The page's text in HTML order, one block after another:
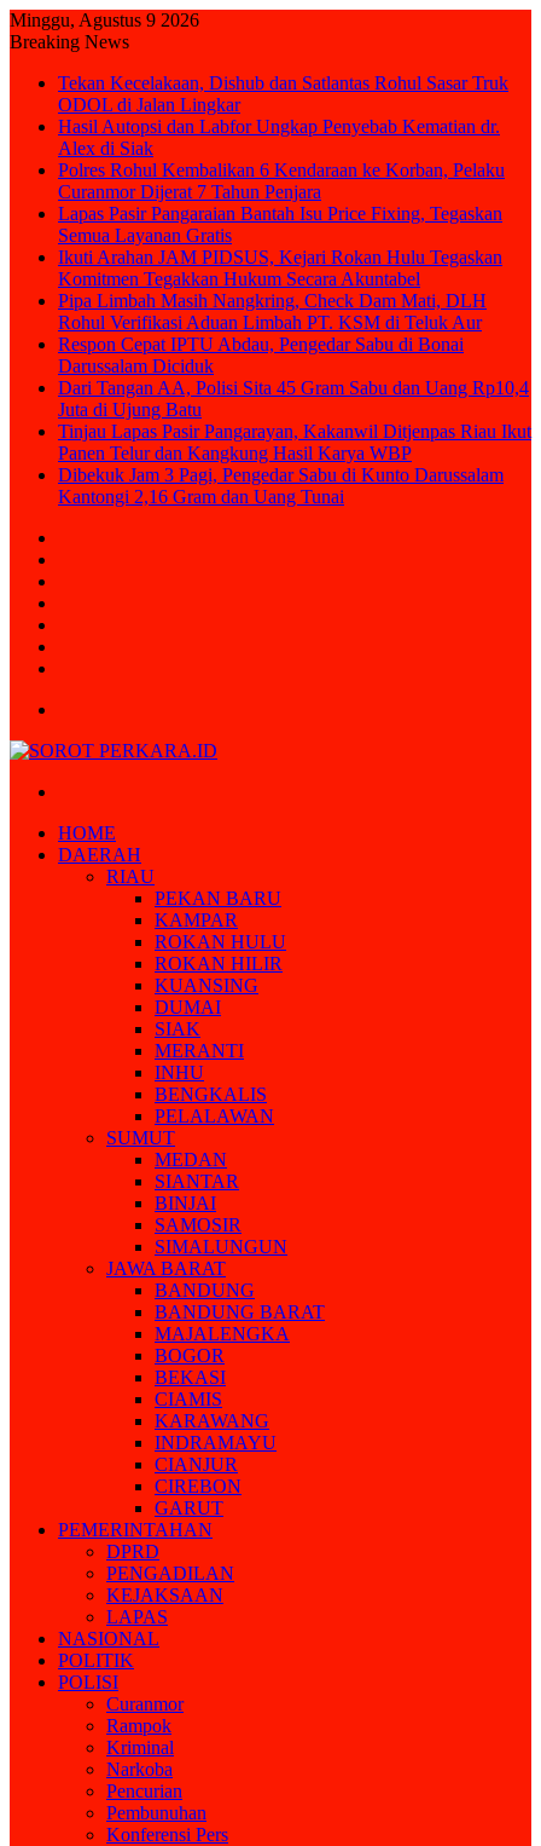
Minggu, Agustus 9 2026
Breaking News
Tekan Kecelakaan, Dishub dan Satlantas Rohul Sasar Truk
ODOL di Jalan Lingkar
Hasil Autopsi dan Labfor Ungkap Penyebab Kematian dr.
Alex di Siak
Polres Rohul Kembalikan 6 Kendaraan ke Korban, Pelaku
Curanmor Dijerat 7 Tahun Penjara
Lapas Pasir Pangaraian Bantah Isu Price Fixing, Tegaskan
Semua Layanan Gratis
Ikuti Arahan JAM PIDSUS, Kejari Rokan Hulu Tegaskan
Komitmen Tegakkan Hukum Secara Akuntabel
Pipa Limbah Masih Nangkring, Check Dam Mati, DLH
Rohul Verifikasi Aduan Limbah PT. KSM di Teluk Aur
Respon Cepat IPTU Abdau, Pengedar Sabu di Bonai
Darussalam Diciduk
Dari Tangan AA, Polisi Sita 45 Gram Sabu dan Uang Rp10,4
Juta di Ujung Batu
Tinjau Lapas Pasir Pangarayan, Kakanwil Ditjenpas Riau Ikut
Panen Telur dan Kangkung Hasil Karya WBP
Dibekuk Jam 3 Pagi, Pengedar Sabu di Kunto Darussalam
Kantongi 2,16 Gram dan Uang Tunai
HOME
DAERAH
RIAU
PEKAN BARU
KAMPAR
ROKAN HULU
ROKAN HILIR
KUANSING
DUMAI
SIAK
MERANTI
INHU
BENGKALIS
PELALAWAN
SUMUT
MEDAN
SIANTAR
BINJAI
SAMOSIR
SIMALUNGUN
JAWA BARAT
BANDUNG
BANDUNG BARAT
MAJALENGKA
BOGOR
BEKASI
CIAMIS
KARAWANG
INDRAMAYU
CIANJUR
CIREBON
GARUT
PEMERINTAHAN
DPRD
PENGADILAN
KEJAKSAAN
LAPAS
NASIONAL
POLITIK
POLISI
Curanmor
Rampok
Kriminal
Narkoba
Pencurian
Pembunuhan
Konferensi Pers